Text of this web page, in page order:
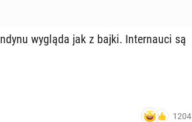
wygląda jak z bajki. In­ter­nau­ci są
1204